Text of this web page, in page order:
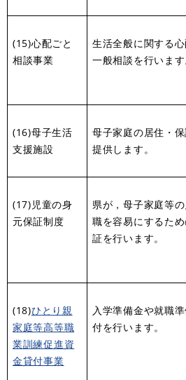
(15)心配ごと
相談事業
生活全般に関する
一般相談を行います
(16)母子生活
支援施設
母子家庭の居住・
提供します。
(17)児童の身
元保証制度
県が，母子家庭等
職を容易にするた
証を行います。
(18)ひとり親
家庭等高等職
業訓練促進資
金貸付事業
入学準備金や就職
付を行います。